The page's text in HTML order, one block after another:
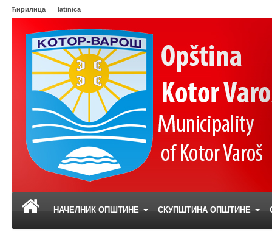
ћирилица latinica
НАЧЕЛНИК ОПШТИНЕ СКУПШТИНА ОПШТИНЕ